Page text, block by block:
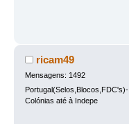
ricam49
Mensagens: 1492
Portugal(Selos,Blocos,FDC's)-
Colónias até à Indepe